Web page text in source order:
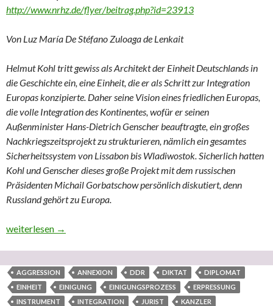
http://www.nrhz.de/flyer/beitrag.php?id=23913
Von Luz María De Stéfano Zuloaga de Lenkait
Helmut Kohl tritt gewiss als Architekt der Einheit Deutschlands in
die Geschichte ein, eine Einheit, die er als Schritt zur Integration
Europas konzipierte. Daher seine Vision eines friedlichen Europas,
die volle Integration des Kontinentes, wofür er seinen
Außenminister Hans-Dietrich Genscher beauftragte, ein großes
Nachkriegszeitsprojekt zu strukturieren, nämlich ein gesamtes
Sicherheitssystem von Lissabon bis Wladiwostok. Sicherlich hatten
Kohl und Genscher dieses große Projekt mit dem russischen
Präsidenten Michail Gorbatschow persönlich diskutiert, denn
Russland gehört zu Europa.
Die äußerst bemerkenswerte Frau und Juristin Luz María De
weiterlesen →
AGGRESSION ANNEXION DDR DIKTAT
DIPLOMAT
EINHEIT
EINIGUNG EINIGUNGSPROZESS
ERPRESSUNG
INSTRUMENT
INTEGRATION JURIST
KANZLER